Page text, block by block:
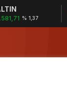
% 1,37